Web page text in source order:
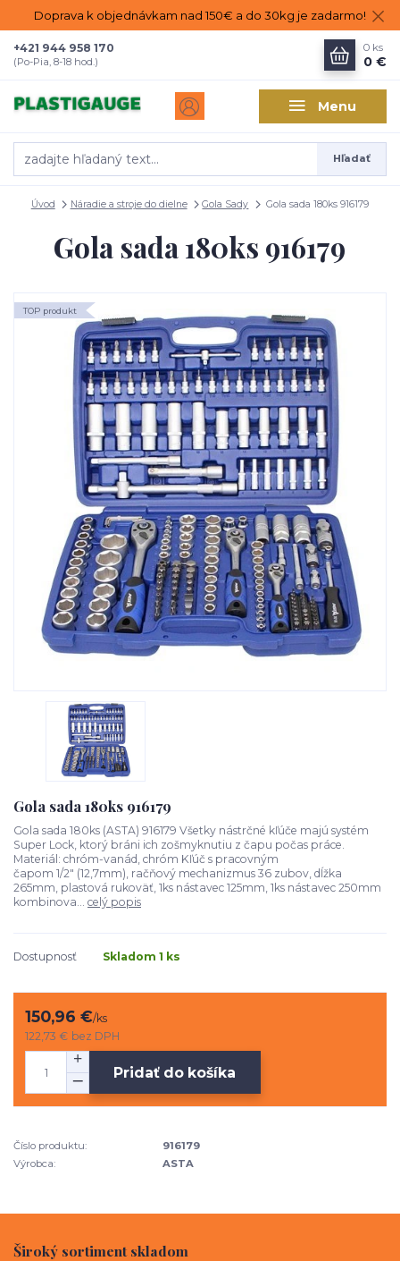
Doprava k objednávkam nad 150€ a do 30kg je zadarmo!
Menu
Hľadať
+421 944 958 170
(Po-Pia, 8-18 hod.)
0 ks
0 €
Úvod Náradie a stroje do dielne Gola Sady Gola sada 180ks 916179
Gola sada 180ks 916179
TOP produkt
Gola sada 180ks 916179
Gola sada 180ks (ASTA) 916179 Všetky nástrčné kľúče majú systém
Super Lock, ktorý bráni ich zošmyknutiu z čapu počas práce.
Materiál: chróm-vanád, chróm Kľúč s pracovným
čapom 1/2" (12,7mm), račňový mechanizmus 36 zubov, dĺžka
265mm, plastová rukoväť, 1ks nástavec 125mm, 1ks nástavec 250mm
kombinova... celý popis
Dostupnosť Skladom 1 ks
150,96 €/ks
122,73 € bez DPH
Pridať do košíka
Číslo produktu:
916179
Výrobca:
ASTA
Široký sortiment skladom